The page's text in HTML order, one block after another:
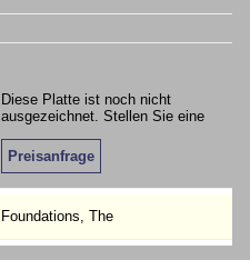
Diese Platte ist noch nicht
ausgezeichnet. Stellen Sie eine
Preisanfrage
Foundations, The